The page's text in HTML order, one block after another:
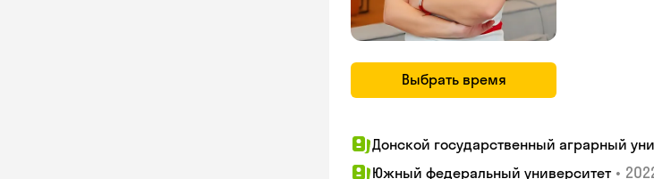
Выбрать время
Донской государственный аграрный
Южный федеральный университет •